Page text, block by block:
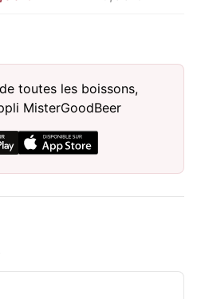
toutes les boissons,
MisterGoodBeer